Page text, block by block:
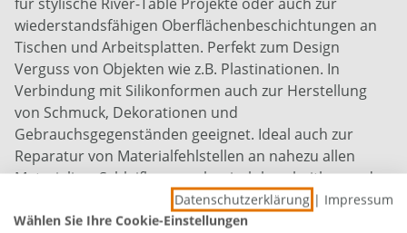
wiederstandsfähigen Oberflächenbeschichtungen an
Tischen und Arbeitsplatten. Perfekt zum Design
Verguss von Objekten wie z.B. Plastinationen. In
Verbindung mit Silikonformen auch zur Herstellung
von Schmuck, Dekorationen und
Gebrauchsgegenständen geeignet. Ideal auch zur
Reparatur von Materialfehlstellen an nahezu allen
Materialien. Schleifbar, mechanisch bearbeitbar und
überlackierbar. Mit vielen handelsüblichen Farb- und
Effektpigmenten beliebig kombinierbar. Europäische
Datenschutzerklärung | Impressum
Wählen Sie Ihre Cookie-Einstellungen